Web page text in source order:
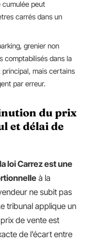
peut
carrés dans un
grenier non
comptabilisés dans la
mais certains
par erreur.
du prix
et délai de
loi Carrez est une
à la
ne subit pas
tribunal applique un
de vente est
de l’écart entre